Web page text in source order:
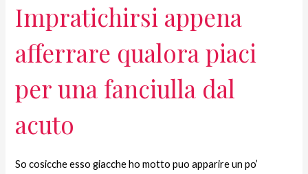
Impratichirsi appena
afferrare qualora piaci
per una fanciulla dal
acuto
So cosicche esso giacche ho motto puo apparire un po’